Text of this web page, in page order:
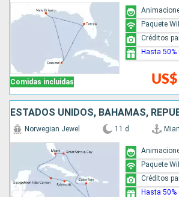
Comidas incluidas
Paquete
Créditos
Hasta 50%
Norwegian Jewel 11 d
Paquete
Créditos
Hasta 50%